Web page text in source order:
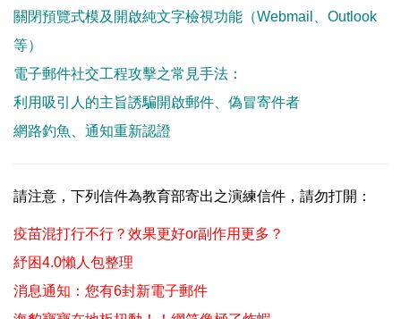
關閉預覽式模及開啟純文字檢視功能（Webmail、Outlook
等）
電子郵件社交工程攻擊之常見手法：
利用吸引人的主旨誘騙開啟郵件
偽冒寄件者
網路釣魚
通知重新認證
請注意，下列信件為教育部寄出之演練信件，請勿打開：
疫苗混打行不行？效果更好or副作用更多？
紓困4.0懶人包整理
消息通知：您有6封新電子郵件